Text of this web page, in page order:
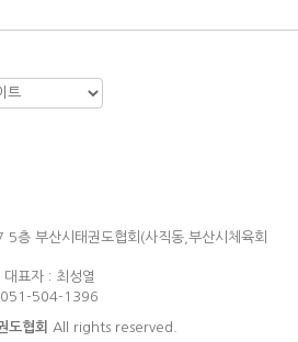
층 부산시태권도협회(사직동,부산시체육회
표자 : 최성열
504-1396
도협회 All rights reserved.